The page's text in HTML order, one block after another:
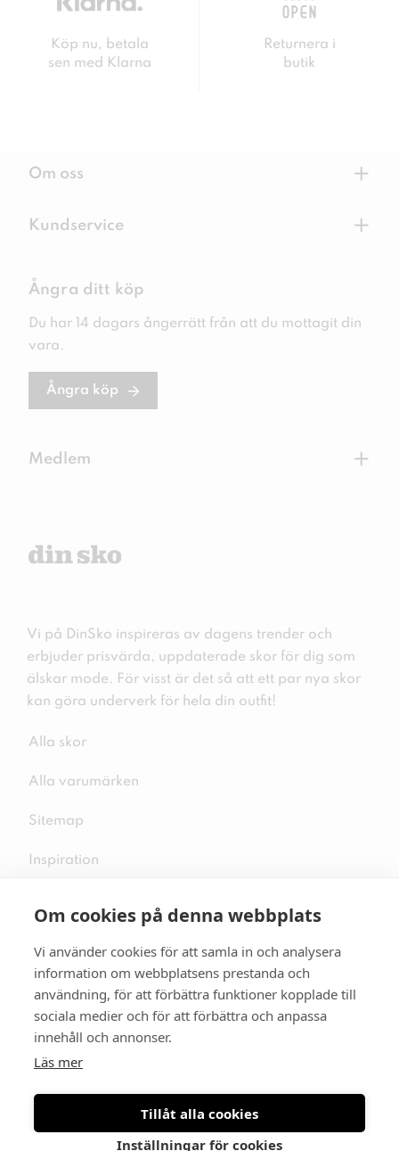
Om cookies på denna webbplats
Vi använder cookies för att samla in och analysera
information om webbplatsens prestanda och
användning, för att förbättra funktioner kopplade till
sociala medier och för att förbättra och anpassa
innehåll och annonser.
Läs mer
Tillåt alla cookies
Inställningar för cookies
Köp nu, betala
sen med Klarna
Returnera i
butik
Om oss +
Kundservice +
Ångra ditt köp
Du har 14 dagars ångerrätt från att du mottagit din
vara.
Ångra köp
Medlem +
Vi på DinSko inspireras av dagens trender och
erbjuder prisvärda, uppdaterade skor för dig som
älskar mode. För visst är det så att ett par nya skor
kan göra underverk för hela din outfit!
Alla skor
Alla varumärken
Sitemap
Inspiration
Följ oss på sociala medier
Se mer skor: skopunkten.se